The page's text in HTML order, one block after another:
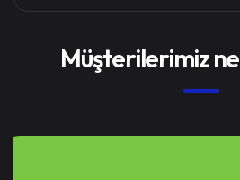
Müşterilerimiz ne